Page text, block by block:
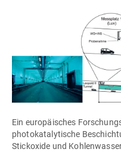
Ein europäisches
photokatalytische
Stickoxide und